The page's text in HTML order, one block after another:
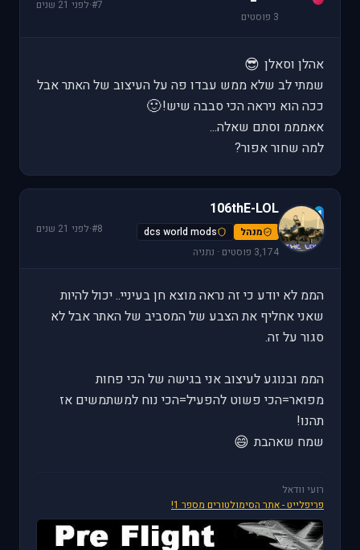
3 פוסטים
#7
·לפני 21 שנים
אהלן וסאלן 😎
שמתי לב שלא ממש עבדו פה על העיצוב של האתר אבל
ככה הוא ניראה הכי סבבה שיש!🙂
אאמממ וסתם שאלה...
למה שחור אפור?
1
106thE-LOL
מנהל
dcs world mods
3,174 פוסטים · נתניה
#8
·לפני 21 שנים
הממ לא יודע כי זה נראה מוצא חן בעיניי.. יכול להיות
שאני אחליף את הצבע של המסביב של האתר אבל לא
סגור על זה.
הממ ובנוגע לעיצוב אני בגישה של הכי פחות
מפואר=הכי פשוט להפעיל=הכי נוח למשתמשים אז
תהנו!
שמח שאהבת 😄
רועי וודאל
פריפלייט - אתר הסימולטורים מספר 1!